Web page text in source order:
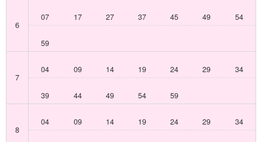
6
07 17 27 37 45 49 54
59
7
04 09 14 19 24 29 34
39 44 49 54 59
8
04 09 14 19 24 29 34